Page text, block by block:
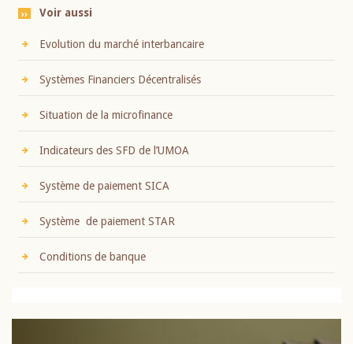
Voir aussi
Evolution du marché interbancaire
Systèmes Financiers Décentralisés
Situation de la microfinance
Indicateurs des SFD de l’UMOA
Système de paiement SICA
Système de paiement STAR
Conditions de banque